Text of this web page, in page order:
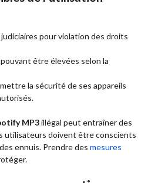
pour violation des droits
être élevées selon la
la sécurité de ses appareils
MP3illégal peut entraîner des
utilisateurs doivent être conscients
ennuis. Prendre des mesures